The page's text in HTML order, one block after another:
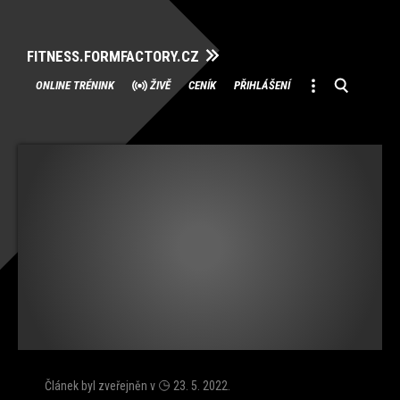
FITNESS.FORMFACTORY.CZ
Přeskočit
na
ONLINE TRÉNINK ŽIVĚ CENÍK PŘIHLÁŠENÍ
Článek byl zveřejněn v 23. 5. 2022